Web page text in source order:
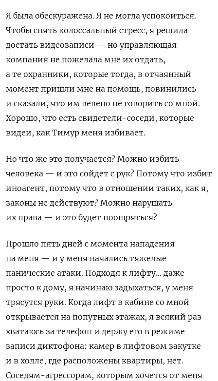
Я была обескуражена. Я не могла успокоиться.
Чтобы снять колоссальный стресс, я решила
достать видеозаписи — но управляющая
компания не пожелала мне их отдать,
а те охранники, которые тогда, в отчаянный
момент пришли мне на помощь, повинились
и сказали, что им велено не говорить со мной.
Хорошо, что есть свидетели-соседи, которые
видеи, как Тимур меня избивает.
Но что же это получается? Можно избить
человека — и это сойдет с рук? Потому что избит
иноагент, потому что в отношении таких, как я,
законы не действуют? Можно нарушать
их права — и это будет поощряться?
Прошло пять дней с момента нападения
на меня — и у меня начались тяжелые
панические атаки. Подходя к лифту… даже
просто к дому, я начинаю задыхаться, у меня
трясутся руки. Когда лифт в кабине со мной
открывается на попутных этажах, я всякий раз
хватаюсь за телефон и держу его в режиме
записи диктофона: камер в лифтовом закутке
и в холле, где расположены квартиры, нет.
Соседям-агрессорам, которым хочется от меня